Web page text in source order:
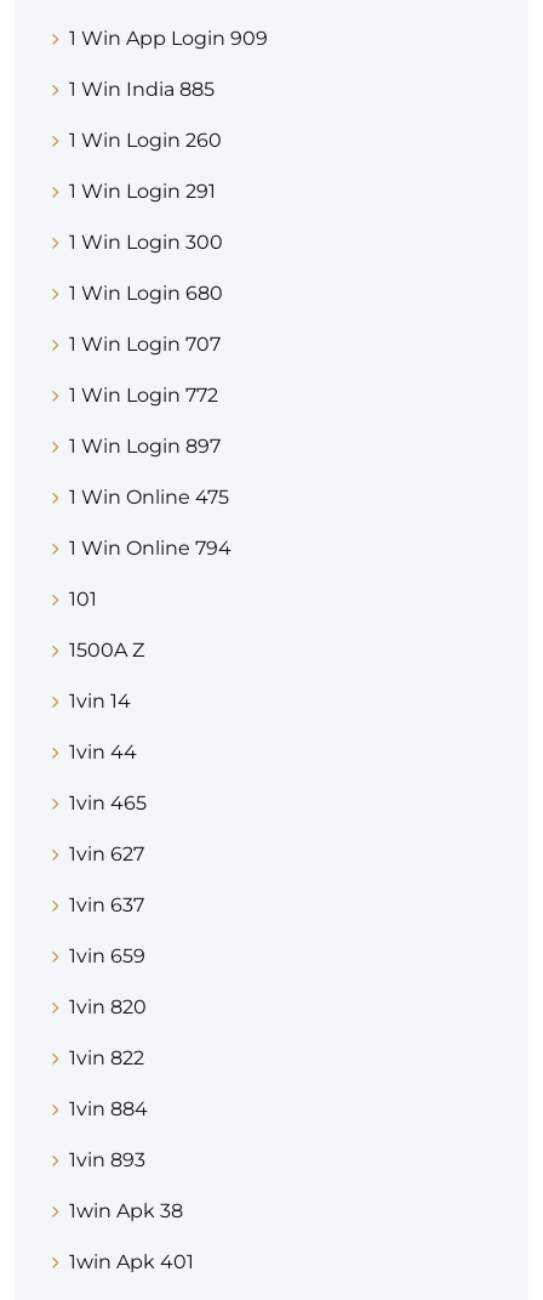
1 Win App Login 909
1 Win India 885
1 Win Login 260
1 Win Login 291
1 Win Login 300
1 Win Login 680
1 Win Login 707
1 Win Login 772
1 Win Login 897
1 Win Online 475
1 Win Online 794
101
1500A Z
1vin 14
1vin 44
1vin 465
1vin 627
1vin 637
1vin 659
1vin 820
1vin 822
1vin 884
1vin 893
1win Apk 38
1win Apk 401